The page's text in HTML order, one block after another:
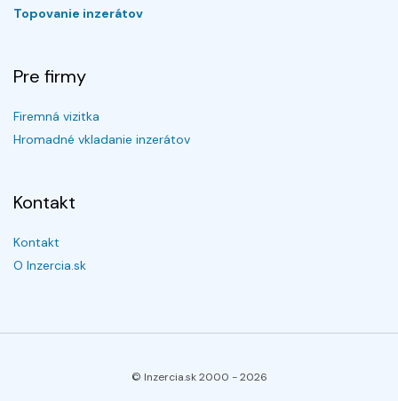
Topovanie inzerátov
Pre firmy
Firemná vizitka
Hromadné vkladanie inzerátov
Kontakt
Kontakt
O Inzercia.sk
© Inzercia.sk 2000 -2026